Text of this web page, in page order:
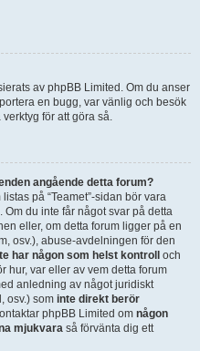
av phpBB Limited. Om du anser
en bugg, var vänlig och besök
för att göra så.
angående detta forum?
på “Teamet”-sidan bör vara
du inte får något svar på detta
eller, om detta forum ligger på en
osv.), abuse-avdelningen för den
har någon som helst kontroll
och
hur, var eller av vem detta forum
anledning av något juridiskt
osv.) som inte direkt berör
phpBB Limited om någon
mjukvara så förvänta dig ett